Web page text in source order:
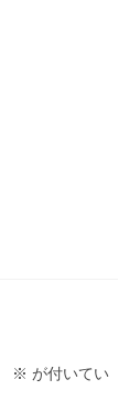
※ が付いてい